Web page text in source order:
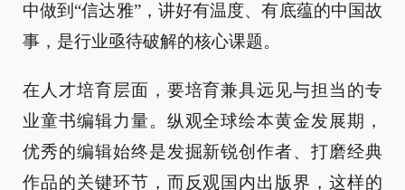
中做到“信达雅”，讲好有温度、有底蕴的中国故
事，是行业亟待破解的核心课题。
在人才培育层面，要培育兼具远见与担当的专
业童书编辑力量。纵观全球绘本黄金发展期，
优秀的编辑始终是发掘新锐创作者、打磨经典
作品的关键环节，而反观国内出版界，这样的